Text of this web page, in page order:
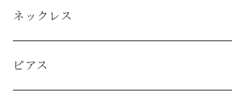
ネックレス
Ｋ14ｇｆ（ゴールドフィルド）
ピアス